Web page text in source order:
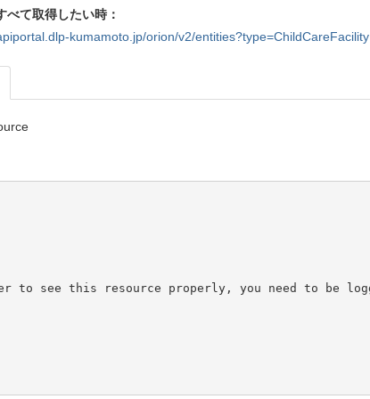
べて取得したい時：
kumamoto.jp/orion/v2/entities?type=ChildCareFacility